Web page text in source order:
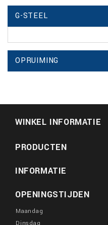
G-STEEL
OPRUIMING
WINKEL INFORMATIE
PRODUCTEN
INFORMATIE
OPENINGSTIJDEN
Maandag
Dinsdag